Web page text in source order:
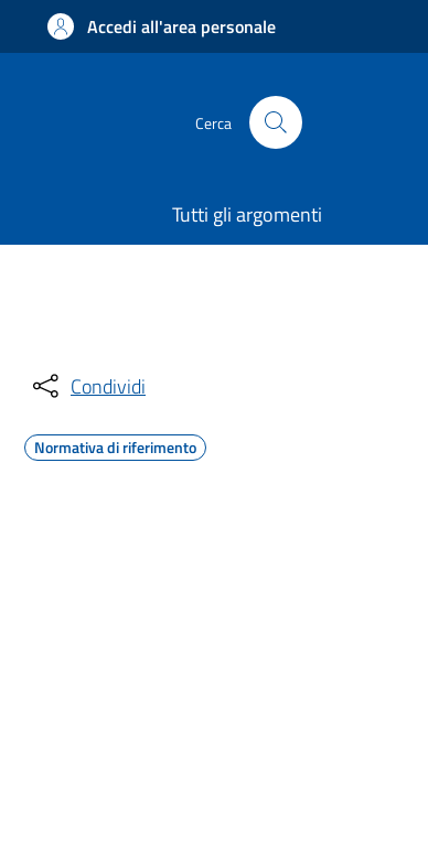
Accedi all'area personale
Cerca
Tutti gli argomenti
Condividi
Normativa di riferimento